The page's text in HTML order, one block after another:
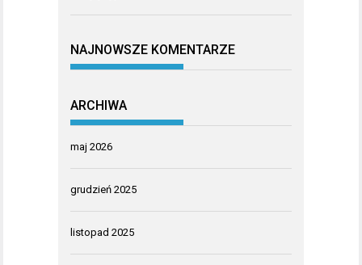
NAJNOWSZE KOMENTARZE
ARCHIWA
maj 2026
grudzień 2025
listopad 2025